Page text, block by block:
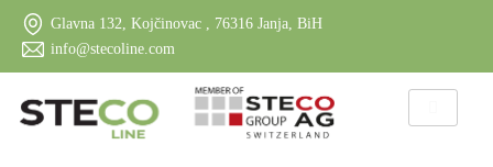
Glavna 132, Kojčinovac , 76316 Janja, BiH
info@stecoline.com